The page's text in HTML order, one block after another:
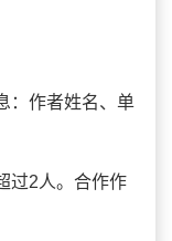
：作者姓名、单
过2人。合作作